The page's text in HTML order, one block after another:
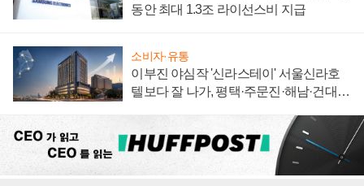
동안 최대 1.3조 라이선스비 지급
소비자·유통
이부진 야심작 '신라스테이' 서울신라호
텔보다 잘 나가, 평택·주문진·해남·건대로